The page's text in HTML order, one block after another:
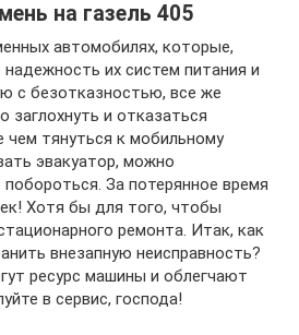
на газель 405
автомобилях, которые,
их систем питания и
с безотказностью, все же
заглохнуть и отказаться
чем тянуться к мобильному
эвакуатор, можно
За потерянное время
Хотя бы для того, чтобы
ремонта. Итак, как
внезапную неисправность?
ресурс машины и облегчают
в сервис, господа!